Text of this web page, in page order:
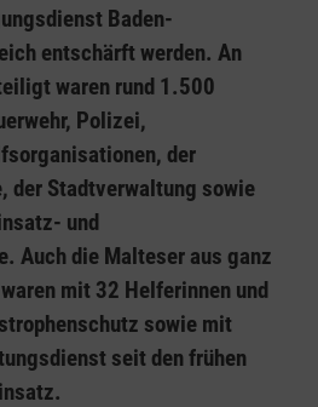
Baden-
entschärft werden. An
waren rund 1.500
Polizei,
der
der Stadtverwaltung sowie
und
Auch die Malteser aus ganz
mit 32 Helferinnen und
sowie mit
seit den frühen